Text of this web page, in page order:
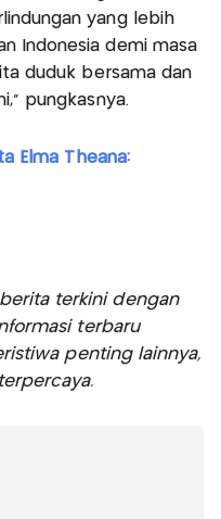
yang lebih
Indonesia demi masa
duduk bersama dan
pungkasnya.
Elma Theana:
terkini dengan
terbaru
penting lainnya,